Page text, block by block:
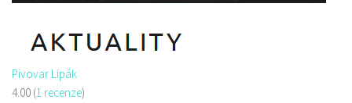
Pivovar Lipák
4.00 (1 recenze)